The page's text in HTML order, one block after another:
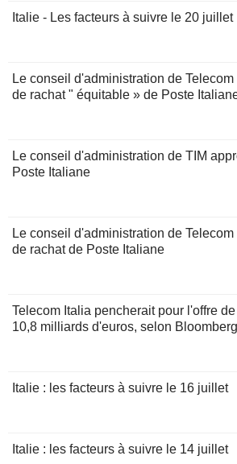
Italie - Les facteurs à suivre le 20 juillet
Le conseil d'administration de
de rachat " équitable » de Poste
Le conseil d'administration de TIM
Poste Italiane
Le conseil d'administration de
de rachat de Poste Italiane
Telecom Italia pencherait pour l'offre
10,8 milliards d'euros, selon
Italie : les facteurs à suivre le 16 juillet
Italie : les facteurs à suivre le 14 juillet